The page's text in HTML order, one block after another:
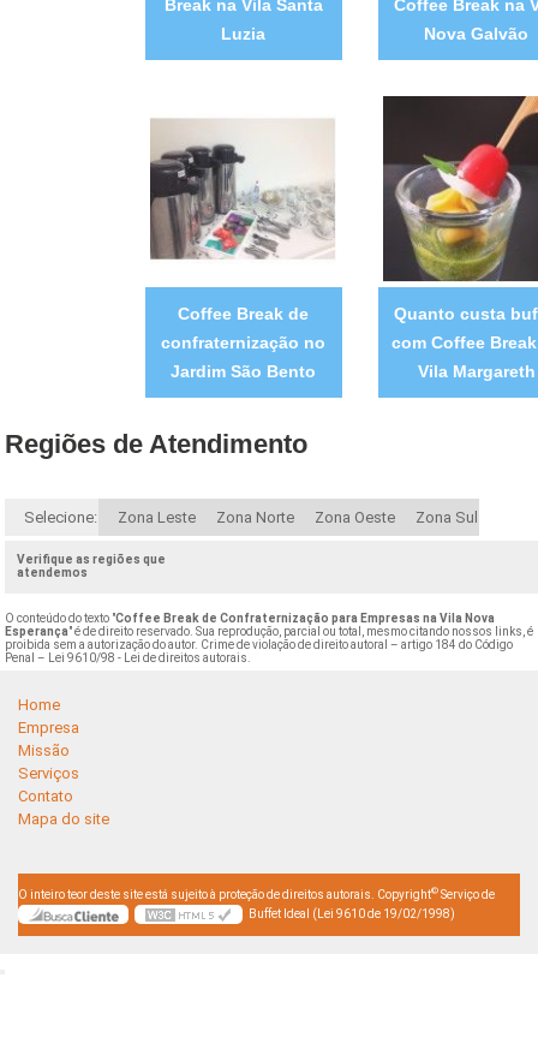
Break na Vila Santa
Luzia
Coffee Break na
Nova Galvão
Coffee Break de
confraternização no
Jardim São Bento
Quanto custa
com Coffee
Vila Margareth
Regiões de Atendimento
Selecione: Zona Leste Zona Norte Zona Oeste Zona Sul
Verifique as regiões que
atendemos
O conteúdo do texto "Coffee Break de Confraternização para Empresas na Vila Nova
Esperança" é de direito reservado. Sua reprodução, parcial ou total, mesmo citando nossos links, é
proibida sem a autorização do autor. Crime de violação de direito autoral – artigo 184 do Código
Penal – Lei 9610/98 - Lei de direitos autorais.
Home
Empresa
Missão
Serviços
Contato
Mapa do site
O inteiro teor deste site está sujeito à proteção de direitos autorais. Copyright© Serviço de
Buffet Ideal (Lei 9610 de 19/02/1998)